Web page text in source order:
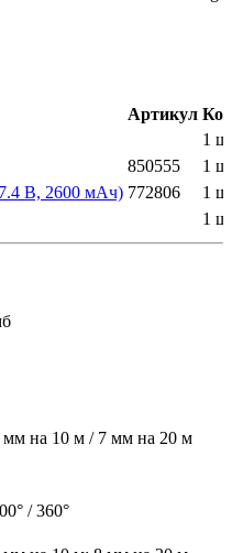
Артикул
1
850555
1
В, 2600 мАч) 772806
1
1
мм на 10 м / 7 мм на 20 м
/ 360°